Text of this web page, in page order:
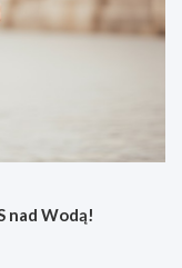
nad Wodą!